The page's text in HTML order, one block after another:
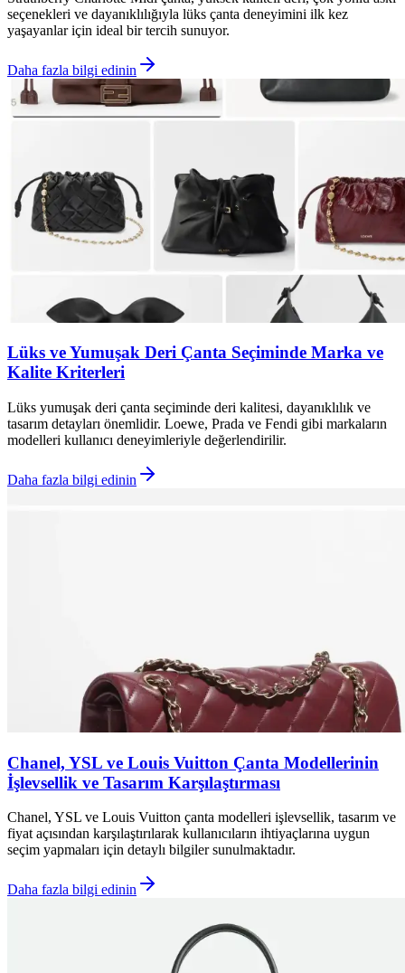
seçenekleri ve dayanıklılığıyla lüks çanta deneyimini ilk kez
yaşayanlar için ideal bir tercih sunuyor.
Daha fazla bilgi edinin
Lüks ve Yumuşak Deri Çanta Seçiminde Marka ve
Kalite Kriterleri
Lüks yumuşak deri çanta seçiminde deri kalitesi, dayanıklılık ve
tasarım detayları önemlidir. Loewe, Prada ve Fendi gibi markaların
modelleri kullanıcı deneyimleriyle değerlendirilir.
Daha fazla bilgi edinin
Chanel, YSL ve Louis Vuitton Çanta Modellerinin
İşlevsellik ve Tasarım Karşılaştırması
Chanel, YSL ve Louis Vuitton çanta modelleri işlevsellik, tasarım ve
fiyat açısından karşılaştırılarak kullanıcıların ihtiyaçlarına uygun
seçim yapmaları için detaylı bilgiler sunulmaktadır.
Daha fazla bilgi edinin